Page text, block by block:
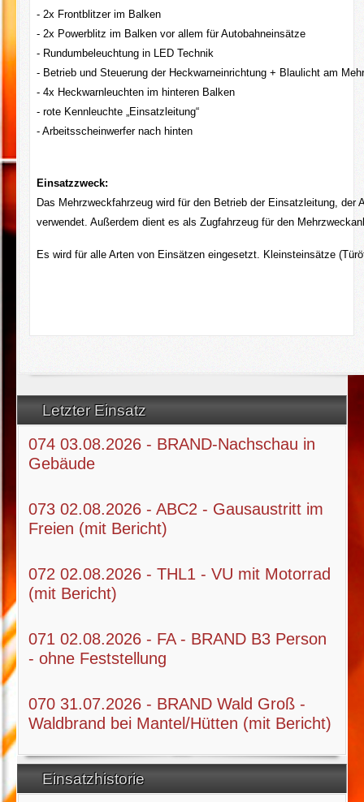
Letzter Einsatz
074 03.08.2026 - BRAND-Nachschau in
Gebäude
073 02.08.2026 - ABC2 - Gausaustritt im
Freien (mit Bericht)
072 02.08.2026 - THL1 - VU mit Motorrad
(mit Bericht)
071 02.08.2026 - FA - BRAND B3 Person
- ohne Feststellung
070 31.07.2026 - BRAND Wald Groß -
Waldbrand bei Mantel/Hütten (mit Bericht)
Einsatzhistorie
- 2x Frontblitzer im Balken
- 2x Powerblitz im Balken vor allem für Autobahneinsätze
- Rundumbeleuchtung in LED Technik
- Betrieb und Steuerung der Heckwarneinrichtung + Blaulicht am
- 4x Heckwarnleuchten im hinteren Balken
- rote Kennleuchte „Einsatzleitung“
- Arbeitsscheinwerfer nach hinten
Einsatzzweck:
Das Mehrzweckfahrzeug wird für den Betrieb der Einsatzleitung,
verwendet. Außerdem dient es als Zugfahrzeug für den
Es wird für alle Arten von Einsätzen eingesetzt. Kleinsteinsätze